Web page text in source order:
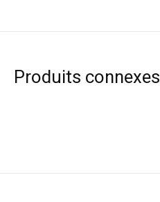
Produits connexes